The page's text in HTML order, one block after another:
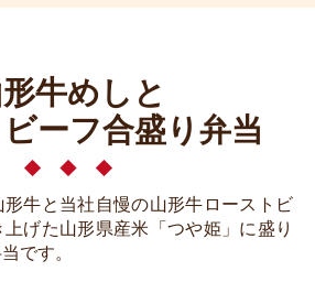
牛めしと
ーフ合盛り弁当
牛と当社自慢の山形牛ローストビ
げた山形県産米「つや姫」に盛り
です。